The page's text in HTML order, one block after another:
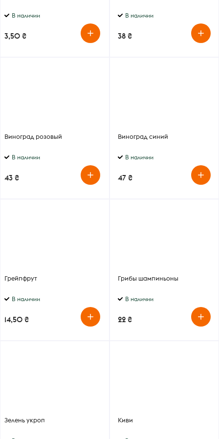
В наличии
3,50 ₴
В наличии
38 ₴
Виноград розовый
В наличии
43 ₴
Виноград синий
В наличии
47 ₴
Грейпфрут
В наличии
14,50 ₴
Грибы шампиньоны
В наличии
22 ₴
Зелень укроп Киви